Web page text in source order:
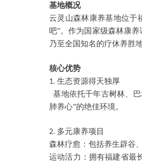
基地概况
云灵山森林康养基地位于
吧”。作为国家级森林康
乃至全国知名的疗休养胜
核心优势
1. 生态资源得天独厚
基地依托千年古树林、
肺养心”的绝佳环境。
2. 多元康养项目
森林疗愈：包括养生辟谷
运动活力：拥有福建省最